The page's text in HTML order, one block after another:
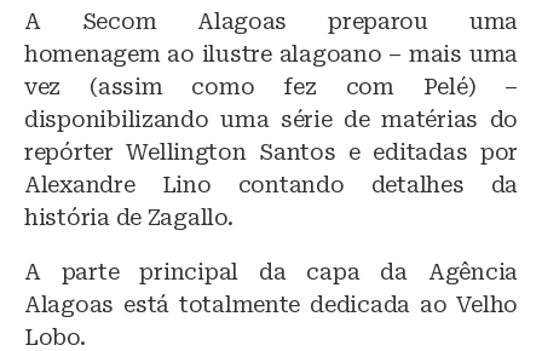
e
s
k
y
e
b
o
o
k
at
s
A
p
A Secom Alagoas preparou uma
homenagem ao ilustre alagoano – mais uma
vez (assim como fez com Pelé) –
disponibilizando uma série de matérias do
repórter Wellington Santos e editadas por
Alexandre Lino contando detalhes da
história de Zagallo.
A parte principal da capa da Agência
Alagoas está totalmente dedicada ao Velho
Lobo.